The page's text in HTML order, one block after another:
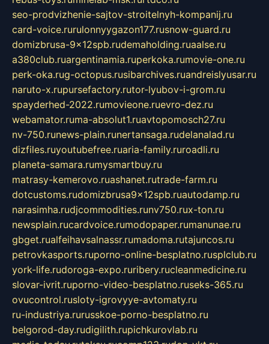
seo-prodvizhenie-sajtov-stroitelnyh-kompanij.ru
card-voice.rurulonnyygazon177.rusnow-guard.ru
domizbrusa-9x12spb.rudemaholding.ruaalse.ru
a380club.ruargentinamia.ruperkoka.rumovie-one.ru
perk-oka.rug-octopus.rusibarchives.ruandreislyusar.ru
naruto-x.rupursefactory.rutor-lyubov-i-grom.ru
spayderhed-2022.rumovieone.ruevro-dez.ru
webamator.ruma-absolut1.ruavtopomosch27.ru
nv-750.runews-plain.runertansaga.rudelanalad.ru
dizfiles.ruyoutubefree.ruaria-family.ruroadli.ru
planeta-samara.rumysmartbuy.ru
matrasy-kemerovo.ruashanet.rutrade-farm.ru
dotcustoms.rudomizbrusa9x12spb.ruautodamp.ru
narasimha.rudjcommodities.runv750.rux-ton.ru
newsplain.rucardvoice.rumodopaper.rumanunae.ru
gbget.rualfeihavsalnassr.rumadoma.rutajuncos.ru
petrovkasports.ruporno-online-besplatno.rusplclub.ru
york-life.rudoroga-expo.ruribery.rucleanmedicine.ru
slovar-ivrit.ruporno-video-besplatno.ruseks-365.ru
ovucontrol.rusloty-igrovyye-avtomaty.ru
ru-industriya.rurusskoe-porno-besplatno.ru
belgorod-day.rudigilith.rupichkurovlab.ru